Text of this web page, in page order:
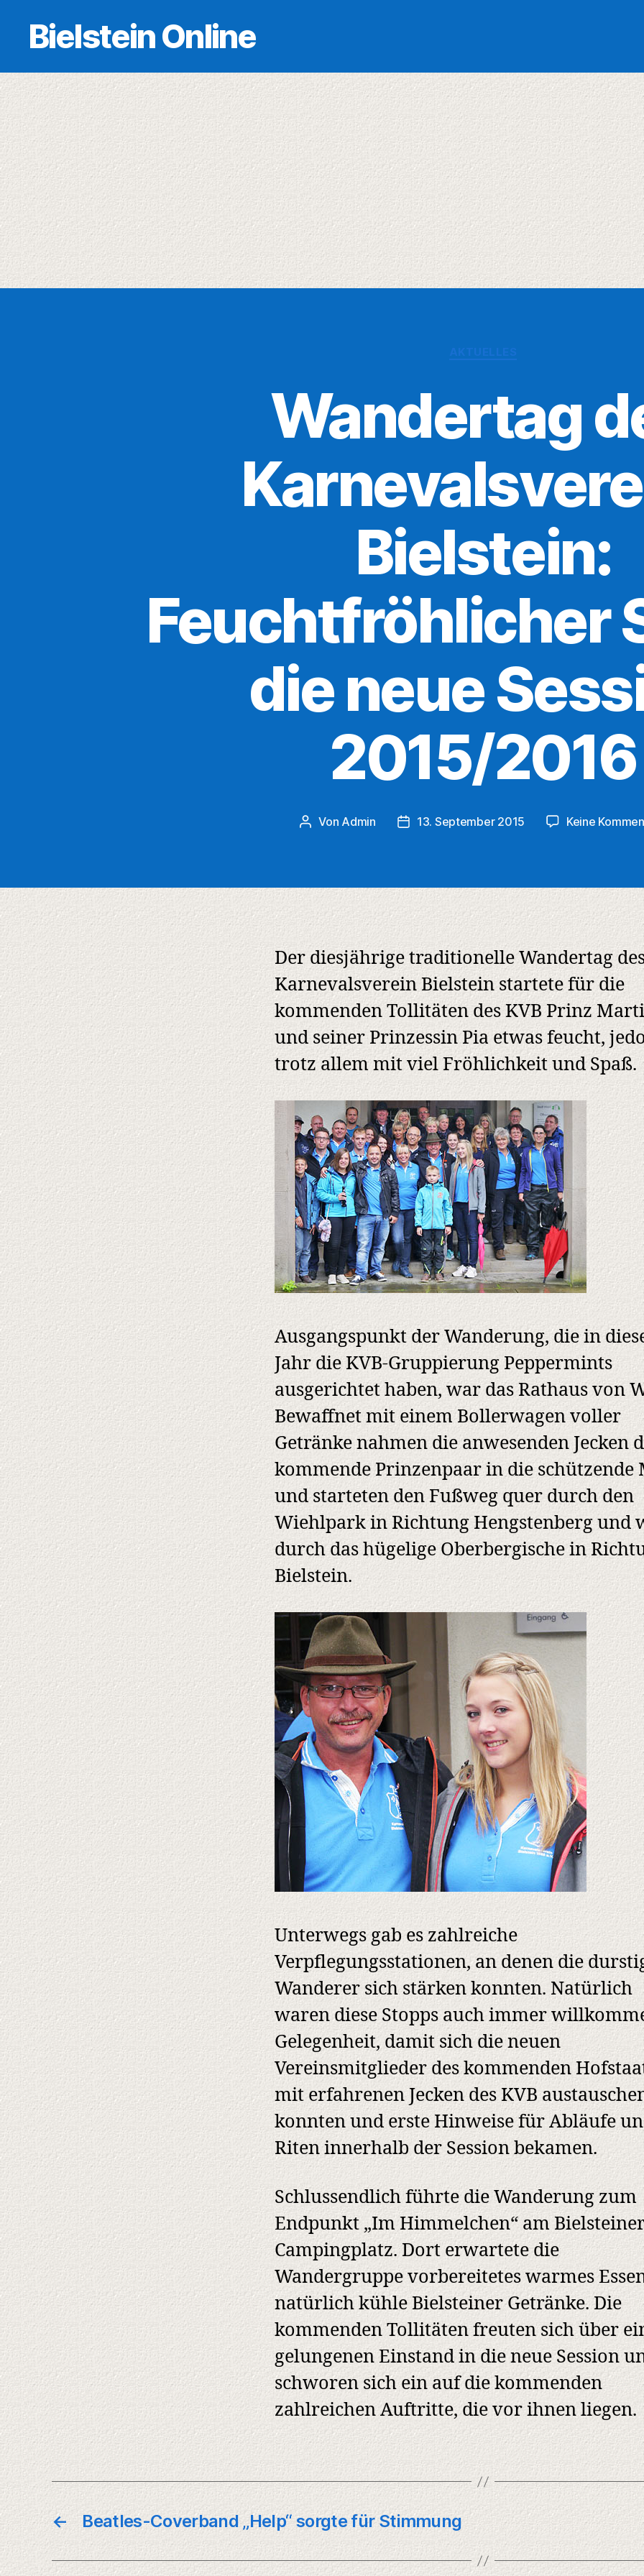
Bielstein Online
Wandertag
Bielstein:
Feuchtfröhlicher
die neue
2015/2016
Beitragsautor
Von Admin Veröffentlichungsdatum
13. September 2015 Keine
Der diesjährige traditionelle Wandertag
Karnevalsverein Bielstein startete für die
kommenden Tollitäten des KVB Prinz
und seiner Prinzessin Pia etwas feucht,
trotz allem mit viel Fröhlichkeit und Spaß.
Ausgangspunkt der Wanderung, die in
Jahr die KVB-Gruppierung Peppermints
ausgerichtet haben, war das Rathaus von
Bewaffnet mit einem Bollerwagen voller
Getränke nahmen die anwesenden Jecken
kommende Prinzenpaar in die schützende
und starteten den Fußweg quer durch den
Wiehlpark in Richtung Hengstenberg und
durch das hügelige Oberbergische in
Bielstein.
Unterwegs gab es zahlreiche
Verpflegungsstationen, an denen die
Wanderer sich stärken konnten. Natürlich
waren diese Stopps auch immer
Gelegenheit, damit sich die neuen
Vereinsmitglieder des kommenden
mit erfahrenen Jecken des KVB
konnten und erste Hinweise für Abläufe
Riten innerhalb der Session bekamen.
Schlussendlich führte die Wanderung zum
Endpunkt „Im Himmelchen“ am
Campingplatz. Dort erwartete die
Wandergruppe vorbereitetes warmes
natürlich kühle Bielsteiner Getränke. Die
kommenden Tollitäten freuten sich über
gelungenen Einstand in die neue Session
schworen sich ein auf die kommenden
zahlreichen Auftritte, die vor ihnen liegen.
← Beatles-Coverband „Help“ sorgte für Stimmung